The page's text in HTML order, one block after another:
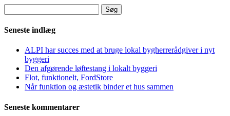
efter:
Seneste indlæg
ALPI har succes med at bruge lokal bygherrerådgiver i nyt
byggeri
Den afgørende løftestang i lokalt byggeri
Flot, funktionelt, FordStore
Når funktion og æstetik binder et hus sammen
Seneste kommentarer